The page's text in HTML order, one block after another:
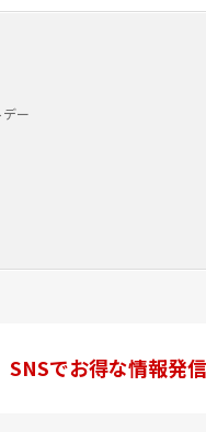
ー
SNSでお得な情報発